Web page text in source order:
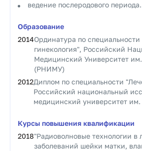
ведение послеродового периода.
Образование
2014Ординатура по
гинекология", Российский
Медицинский Университет
(РНИМУ)
2012Диплом по специальности
Российский национальный
медицинский университет
Курсы повышения квалификации
2018"Радиоволновые технологии в
заболеваний шейки матки,